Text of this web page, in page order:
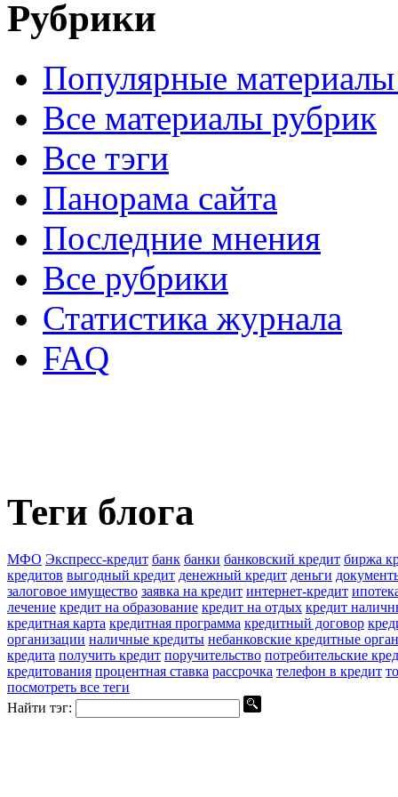
Рубрики
Популярные
Все материалы рубрик
Все тэги
Панорама сайта
Последние мнения
Все рубрики
Статистика журнала
FAQ
Теги блога
МФО Экспресс-кредит банк банки банковский кредит биржа
кредитов выгодный кредит денежный кредит деньги
залоговое имущество заявка на кредит интернет-кредит
лечение кредит на образование кредит на отдых кредит
кредитная карта кредитная программа кредитный договор
организации наличные кредиты небанковские кредитные
кредита получить кредит поручительство потребительские
кредитования процентная ставка рассрочка телефон в кредит
посмотреть все теги
Найти тэг: